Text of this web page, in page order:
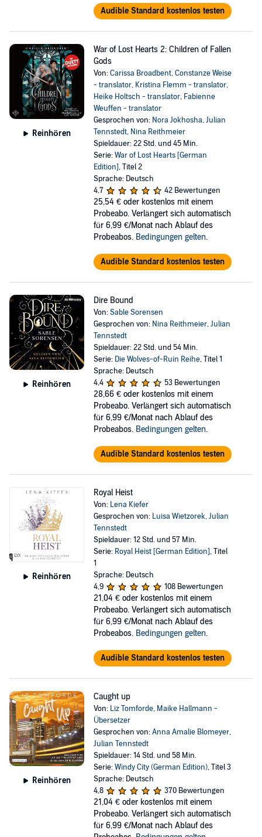
Audible Standard kostenlos testen
Reinhören
War of Lost Hearts 2: Children of Fallen
Gods
Von:Carissa Broadbent,Constanze Weise
- translator, Kristina Flemm - translator,
Heike Holtsch - translator, Fabienne
Weuffen - translator
Gesprochen von: Nora Jokhosha,Julian
Tennstedt, Nina Reithmeier
Spieldauer: 22 Std. und 45 Min.
Serie:War of Lost Hearts [German
Edition], Titel 2
Sprache: Deutsch
4,7
42 Bewertungen
25,54 € oder kostenlos mit einem
Probeabo. Verlängert sich automatisch
für 6,99 €/Monat nach Ablauf des
Probeabos. Bedingungen gelten.
Audible Standard kostenlos testen
Reinhören
Dire Bound
Von:Sable Sorensen
Gesprochen von: Nina Reithmeier,Julian
Tennstedt
Spieldauer: 22 Std. und 54 Min.
Serie: Die Wolves-of-Ruin Reihe, Titel 1
Sprache: Deutsch
4,4
53 Bewertungen
28,66 € oder kostenlos mit einem
Probeabo. Verlängert sich automatisch
für 6,99 €/Monat nach Ablauf des
Probeabos. Bedingungen gelten.
Audible Standard kostenlos testen
Reinhören
Royal Heist
Von: Lena Kiefer
Gesprochen von: Luisa Wietzorek,Julian
Tennstedt
Spieldauer: 12 Std. und 57 Min.
Serie: Royal Heist [German Edition], Titel
1
Sprache: Deutsch
4,9
108 Bewertungen
21,04 € oder kostenlos mit einem
Probeabo. Verlängert sich automatisch
für 6,99 €/Monat nach Ablauf des
Probeabos. Bedingungen gelten.
Audible Standard kostenlos testen
Reinhören
Caught up
Von: Liz Tomforde, Maike Hallmann -
Übersetzer
Gesprochen von:Anna Amalie Blomeyer,
Julian Tennstedt
Spieldauer: 14 Std. und 58 Min.
Serie:Windy City (German Edition), Titel 3
Sprache: Deutsch
4,8
370 Bewertungen
21,04 € oder kostenlos mit einem
Probeabo. Verlängert sich automatisch
für 6,99 €/Monat nach Ablauf des